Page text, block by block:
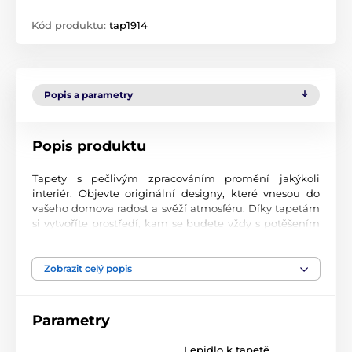
Kód produktu: tap1914
Popis a parametry
Popis produktu
Tapety s pečlivým zpracováním promění jakýkoli
interiér. Objevte originální designy, které vnesou do
vašeho domova radost a svěží atmosféru. Díky tapetám
si vytvoříte prostředí, kam se budete vždy s potěšením
Špičková kvalita tisku
silný prvek místnosti. Jsou vytištěny na vysoce kvalitní
Zobrazit celý popis
Parametry